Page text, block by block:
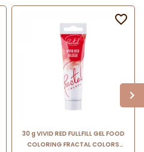
30 g VIVID RED FULLFILL GEL FOOD
COLORING FRACTAL COLORS
